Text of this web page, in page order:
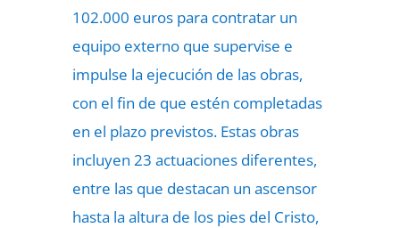
102.000 euros para contratar un
equipo externo que supervise e
impulse la ejecución de las obras,
con el fin de que estén completadas
en el plazo previstos. Estas obras
incluyen 23 actuaciones diferentes,
entre las que destacan un ascensor
hasta la altura de los pies del Cristo,